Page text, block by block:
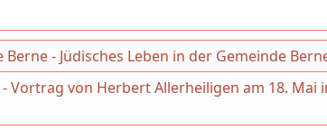
- Jüdisches Leben in der Gemeinde
- Vortrag von Herbert Allerheiligen am 18.